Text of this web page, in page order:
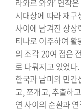
라와르 와와’ 연작
시대상에 따라 재
사이에 남겨진 상상
티나로 이주하여
의 조각 20여 점은
로 다뤄지고 있었다
한국과 남미의 민
고, 쪼개고, 추출하
연 사이의 순환과